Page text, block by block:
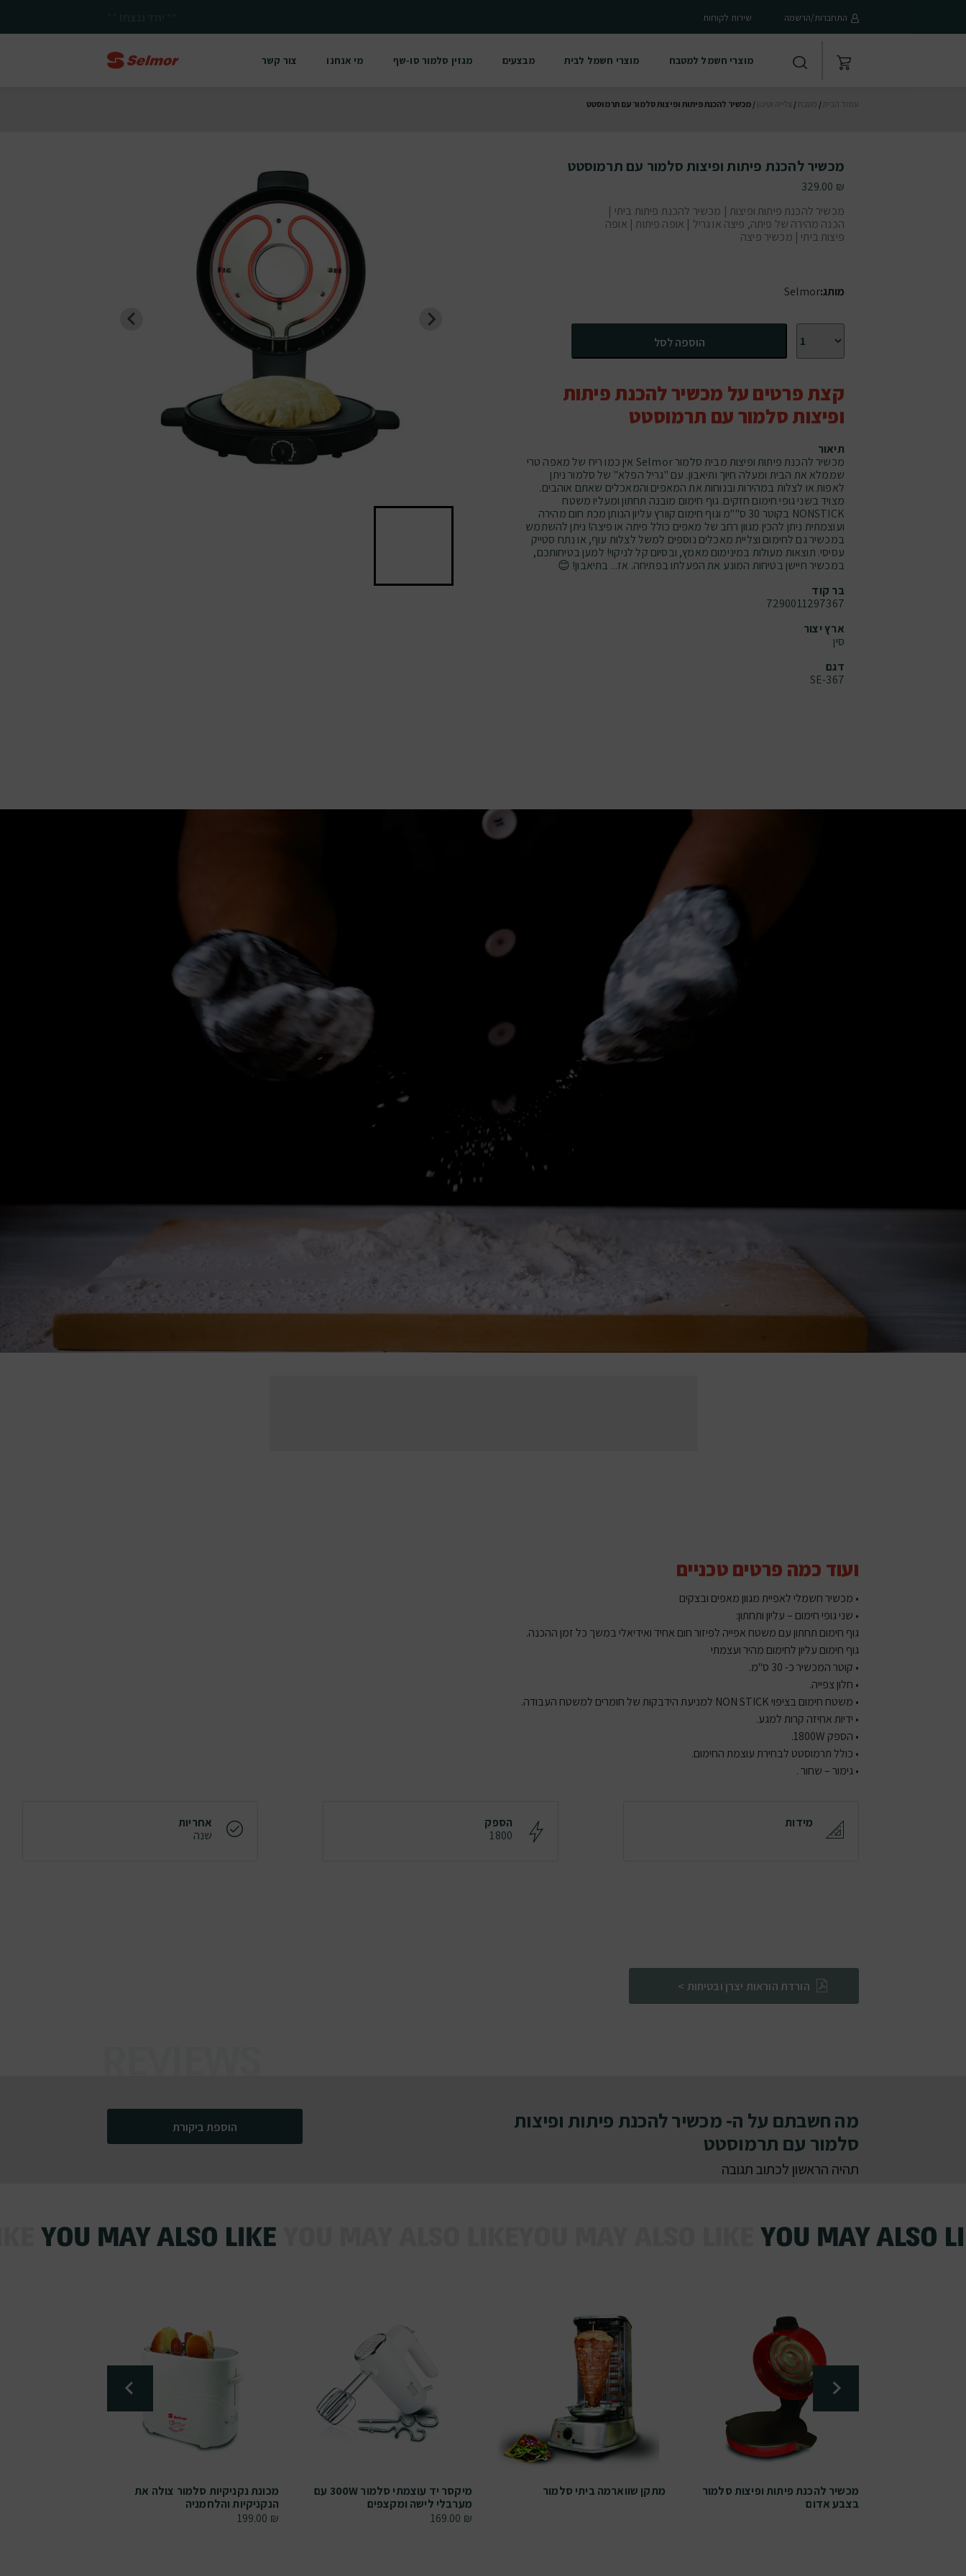
התחברות/הרשמה שירות לקוחות
מוצרי חשמל למטבח מוצרי חשמל לבית מבצעים מגזין סלמור סו-שף מי אנחנו צור קשר
עמוד הבית / מטבח / צלייה וטיגון / מכשיר להכנת פיתות ופיצות סלמור עם תרמוסטט
מכשיר להכנת פיתות ופיצות סלמור עם תרמוסטט
329.00 ₪
מכשיר להכנת פיתות ופיצות | מכשיר להכנת פיתות ביתי |
הכנה מהירה של פיתה, פיצה או גריל | אופה פיתות | אופה
פיצות ביתי | מכשיר פיצה
מותג:Selmor
הוספה לסל
קצת פרטים על מכשיר להכנת פיתות
ופיצות סלמור עם תרמוסטט
תיאור
מכשיר להכנת פיתות ופיצות מבית סלמור Selmor אין כמו ריח של מאפה טרי
שממלא את הבית ומעלה חיוך ותיאבון. עם "גריל הפלא" של סלמור ניתן
לאפות או לצלות במהירות ובנוחות את המאפים והמאכלים שאתם אוהבים.
מצויד בשני גופי חימום חזקים. גוף חימום מובנה תחתון ומעליו משטח
NONSTICK בקוטר 30 ס""מ וגוף חימום קוורץ עליון הנותן מכת חום מהירה
ועוצמתית ניתן להכין מגוון רחב של מאפים כולל פיתה או פיצה! ניתן להשתמש
במכשיר גם לחימום וצליית מאכלים נוספים למשל לצלות עוף, או נתח סטייק
עסיסי. תוצאות מעולות במינימום מאמץ, ובסיום קל לניקוי! למען בטיחותכם,
במכשיר חיישן בטיחות המונע את הפעלתו בפתיחה. אז... בתיאבון! 😊
בר קוד
7290011297367
ארץ יצור
סין
דגם
SE-367
ועוד כמה פרטים טכניים
• מכשיר חשמלי לאפיית מגוון מאפים ובצקים
• שני גופי חימום – עליון ותחתון:
גוף חימום תחתון עם משטח אפייה לפיזור חום אחיד ואידיאלי במשך כל זמן ההכנה.
גוף חימום עליון לחימום מהיר ועצמתי
• קוטר המכשיר כ- 30 ס"מ.
• חלון צפייה.
• משטח חימום בציפוי NON STICK למניעת הידבקות של חומרים למשטח העבודה.
• ידיות אחיזה קרות למגע.
• הספק 1800W.
• כולל תרמוסטט לבחירת עוצמת החימום.
• גימור – שחור .
מידות
הספק
1800
אחריות
שנה
הורדת הוראות יצרן ובטיחות >
מה חשבתם על ה- מכשיר להכנת פיתות ופיצות
סלמור עם תרמוסטט
תהיה הראשון לכתוב תגובה
הוספת ביקורת
מכשיר להכנת פיתות ופיצות סלמור
בצבע אדום
מתקן שווארמה ביתי סלמור
מיקסר יד עוצמתי סלמור 300W עם
מערבלי לישה ומקצפים
169.00 ₪
מכונת נקניקיות סלמור צולה את
הנקניקיות והלחמניה
199.00 ₪